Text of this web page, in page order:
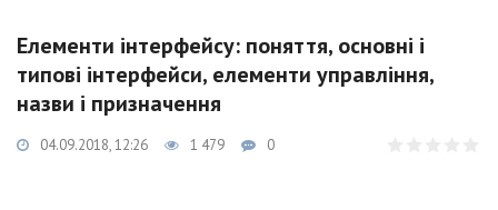
Елементи інтерфейсу: поняття, основні і
типові інтерфейси, елементи управління,
назви і призначення
04.09.2018, 12:26 1 479 0